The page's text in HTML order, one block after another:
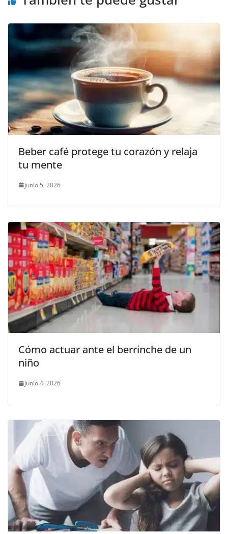
Beber café protege tu corazón y relaja
tu mente
junio 5, 2026
Cómo actuar ante el berrinche de un
niño
junio 4, 2026